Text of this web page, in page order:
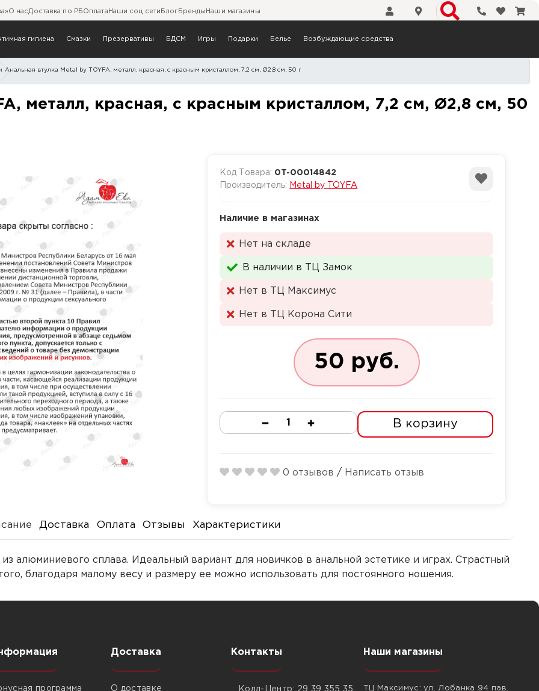
О насДоставка по РБ Оплата Наши соц.сети Блог Бренды Наши магазины Телефоны
гигиена Смазки Презервативы БДСМ Игры Подарки Белье Возбуждающие средства
Анальная втулка Metal by TOYFA, металл, красная, с красным кристаллом, 7,2 см, Ø2,8 см, 50 г
металл, красная, с красным кристаллом,
металл, красная, с красным кристаллом, 7,2 см, Ø2,8 см, 50
Код Товара: 0T-00014842
Производитель:
Metal by TOYFA
Наличие в магазинах
Нет на складе
В наличии в ТЦ Замок
Нет в ТЦ Максимус
Нет в ТЦ Корона Сити
50 руб.
Количество В корзину
0 отзывов / Написать отзыв
Доставка Оплата Отзывы Характеристики
алюминиевого сплава. Идеальный вариант для новичков в анальной эстетике и играх. Страстный
благодаря малому весу и размеру ее можно использовать для постоянного ношения.
программа
Доставка
О доставке
Контакты
Колл-Центр: 29 39 355 35
Наши магазины
ТЦ Максимус: ул. Лобанка 94 пав.